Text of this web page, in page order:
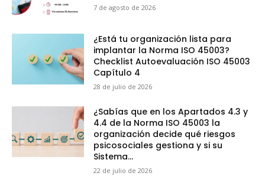
7 de agosto de 2026
¿Está tu organización lista para
implantar la Norma ISO 45003?
Checklist Autoevaluación ISO 45003
Capítulo 4
28 de julio de 2026
¿Sabías que en los Apartados 4.3 y
4.4 de la Norma ISO 45003 la
organización decide qué riesgos
psicosociales gestiona y si su
Sistema...
22 de julio de 2026